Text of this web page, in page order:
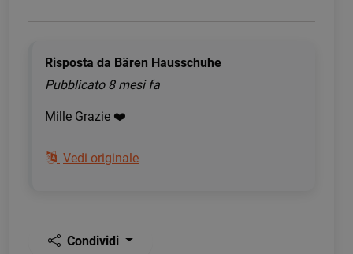
Risposta da Bären Hausschuhe
Pubblicato 8 mesi fa
Mille Grazie ❤️
Vedi originale
Condividi